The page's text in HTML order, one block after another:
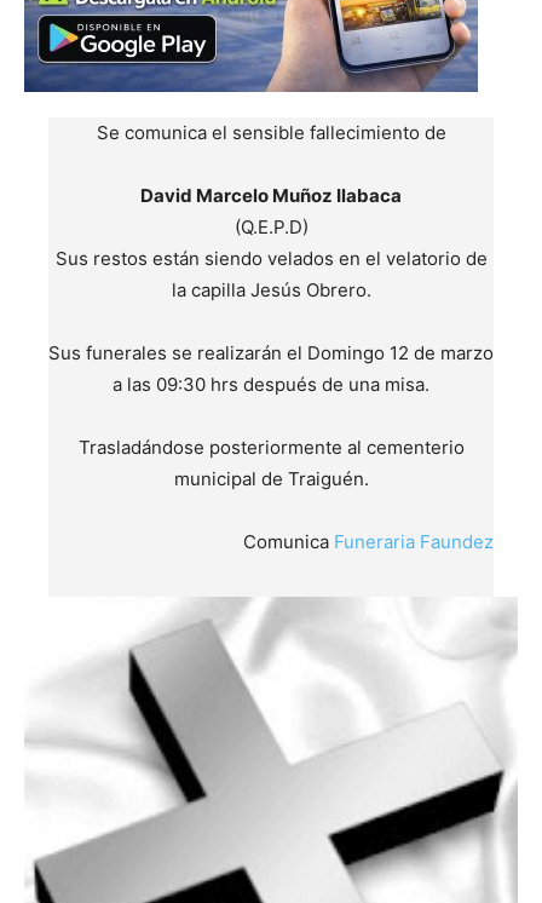
Se comunica el sensible fallecimiento de
David Marcelo Muñoz Ilabaca
(Q.E.P.D)
Sus restos están siendo velados en el velatorio de
la capilla Jesús Obrero.
Sus funerales se realizarán el Domingo 12 de marzo
a las 09:30 hrs después de una misa.
Trasladándose posteriormente al cementerio
municipal de Traiguén.
Comunica Funeraria Faundez